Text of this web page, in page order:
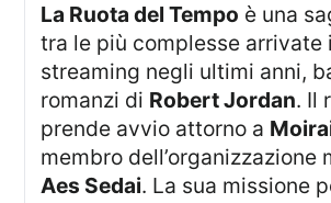
La Ruota del Tempo è una
tra le più complesse arrivate
streaming negli ultimi anni,
romanzi di Robert Jordan. Il
prende avvio attorno a
membro dell’organizzazione
Aes Sedai. La sua missione